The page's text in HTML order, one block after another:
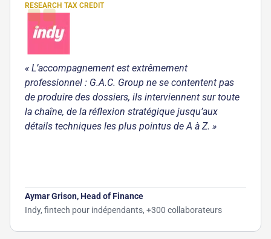
RESEARCH TAX CREDIT
« L’accompagnement est extrêmement
professionnel : G.A.C. Group ne se contentent pas
de produire des dossiers, ils interviennent sur toute
la chaîne, de la réflexion stratégique jusqu’aux
détails techniques les plus pointus de A à Z. »
Aymar Grison, Head of Finance
Indy, fintech pour indépendants, +300 collaborateurs